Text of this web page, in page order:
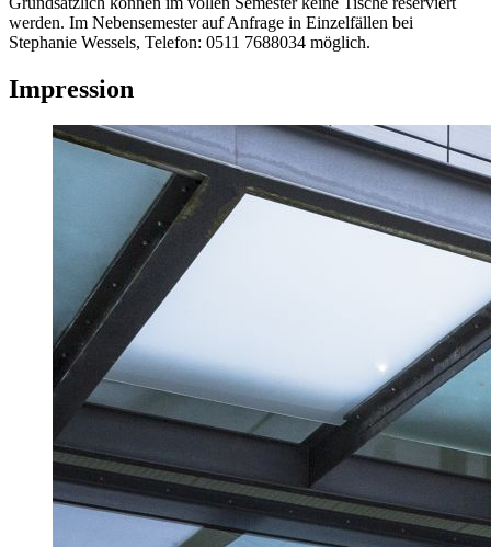
werden. Im Nebensemester auf Anfrage in Einzelfällen bei
Stephanie Wessels, Telefon: 0511 7688034 möglich.
Impression